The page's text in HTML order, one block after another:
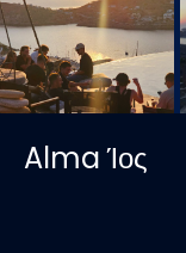
Alma Ίος